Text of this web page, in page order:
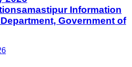
Information
Government of